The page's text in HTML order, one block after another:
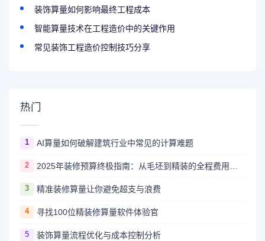
装饰算量如何影响最终工程成本
智能算量技术在工程造价中的关键作用
常见装饰工程造价控制技巧分享
热门
1 AI算量如何破解建筑行业中常见的计算难题
2 2025年装修预算终极指南：从毛坯到精装的全程费用解析
3 精准装修算量让你避免超支与浪费
4 寻找100位精装修算量软件体验官
5 装饰算量流程优化与成本控制分析